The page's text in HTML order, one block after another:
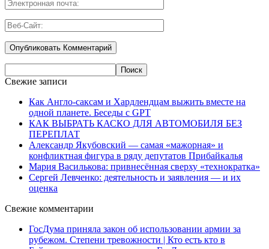
Свежие записи
Как Англо-саксам и Хардлендцам выжить вместе на
одной планете. Беседы с GPT
КАК ВЫБРАТЬ КАСКО ДЛЯ АВТОМОБИЛЯ БЕЗ
ПЕРЕПЛАТ
Александр Якубовский — самая «мажорная» и
конфликтная фигура в ряду депутатов Прибайкалья
Мария Василькова: привнесённая сверху «технократка»
Сергей Левченко: деятельность и заявления — и их
оценка
Свежие комментарии
ГосДума приняла закон об использовании армии за
рубежом. Степени тревожности | Кто есть кто в